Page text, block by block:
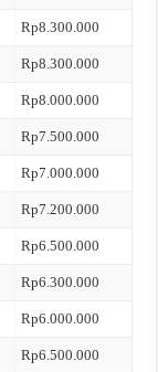
Rp8.300.000
Rp8.300.000
Rp8.000.000
Rp7.500.000
Rp7.000.000
Rp7.200.000
Rp6.500.000
Rp6.300.000
Rp6.000.000
Rp6.500.000